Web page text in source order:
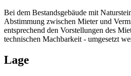
Bei dem Bestandsgebäude mit
Abstimmung zwischen Mieter und
entsprechend den Vorstellungen des
technischen Machbarkeit - umgesetzt
Lage